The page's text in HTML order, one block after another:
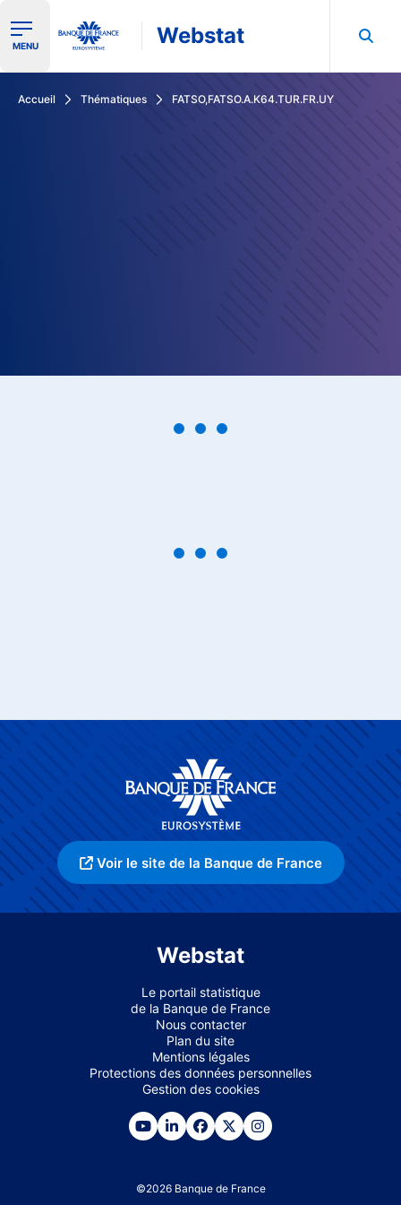
Ouvrir le menu de navigation
MENU Webstat
Accueil Thématiques FATSO,FATSO.A.K64.TUR.FR.UY
Voir le site de la Banque de France
Webstat
Le portail statistique
de la Banque de France
Nous contacter
Plan du site
Mentions légales
Protections des données personnelles
Gestion des cookies
©2026 Banque de France